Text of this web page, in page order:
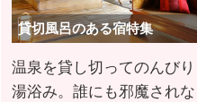
貸切風呂のある宿特集
温泉を貸し切ってのんびり
湯浴み。誰にも邪魔されな